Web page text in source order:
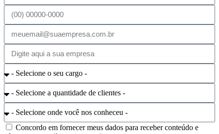
Concordo em fornecer meus dados para receber conteúdo e